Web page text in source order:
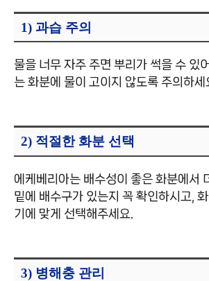
1) 과습 주의
물을 너무 자주 주면 뿌리가 썩을 수 있
는 화분에 물이 고이지 않도록 주의하세
2) 적절한 화분 선택
에케베리아는 배수성이 좋은 화분에서
밑에 배수구가 있는지 꼭 확인하시고,
기에 맞게 선택해주세요.
3) 병해충 관리